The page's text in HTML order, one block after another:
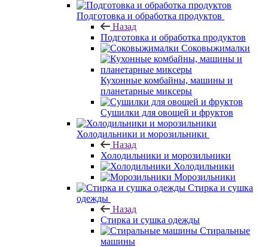
Подготовка и обработка продуктов
Назад
Подготовка и обработка продуктов
Соковыжималки
Кухонные комбайны, машины и
планетарные миксеры
Сушилки для овощей и фруктов
Холодильники и морозильники
Назад
Холодильники и морозильники
Холодильники
Морозильники
Стирка и сушка
одежды
Назад
Стирка и сушка одежды
Стиральные
машины